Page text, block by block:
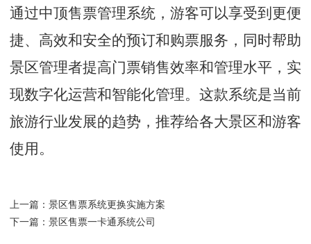
通过中顶售票管理系统，游客可以享受到更便
捷、高效和安全的预订和购票服务，同时帮助
景区管理者提高门票销售效率和管理水平，实
现数字化运营和智能化管理。这款系统是当前
旅游行业发展的趋势，推荐给各大景区和游客
使用。
上一篇： 景区售票系统更换实施方案
下一篇： 景区售票一卡通系统公司